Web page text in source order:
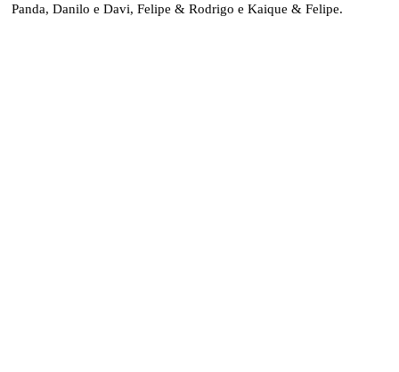
Panda, Danilo e Davi, Felipe & Rodrigo e Kaique & Felipe.